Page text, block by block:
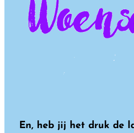
En, heb jij het druk de